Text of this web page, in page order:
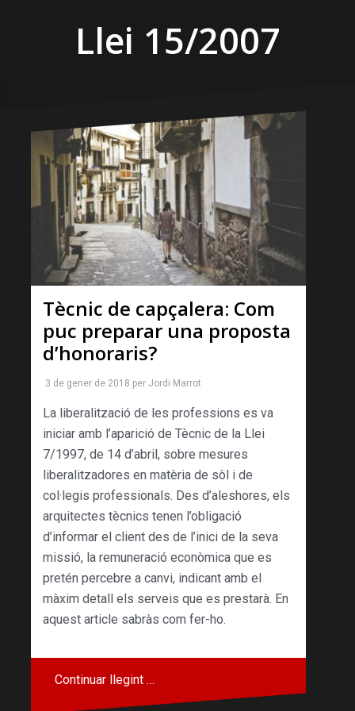
Llei 15/2007
Tècnic de capçalera: Com
puc preparar una proposta
d’honoraris?
3 de gener de 2018 per Jordi Marrot
La liberalització de les professions es va
iniciar amb l’aparició de Tècnic de la Llei
7/1997, de 14 d’abril, sobre mesures
liberalitzadores en matèria de sòl i de
col·legis professionals. Des d’aleshores, els
arquitectes tècnics tenen l’obligació
d’informar el client des de l’inici de la seva
missió, la remuneració econòmica que es
pretén percebre a canvi, indicant amb el
màxim detall els serveis que es prestarà. En
aquest article sabràs com fer-ho.
Continuar llegint …